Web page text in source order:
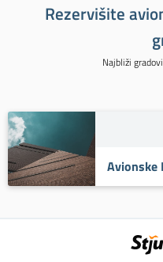
Rezervišite
Najbliži
Avionske